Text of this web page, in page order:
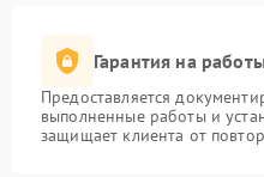
Гарантия на
Предоставляется
выполненные работы и
защищает клиента от